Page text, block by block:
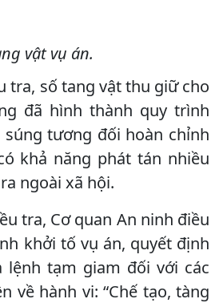
vật vụ án.
tra, số tang vật thu giữ cho
đã hình thành quy trình
súng tương đối hoàn chỉnh
khả năng phát tán nhiều
ngoài xã hội.
tra, Cơ quan An ninh điều
khởi tố vụ án, quyết định
lệnh tạm giam đối với các
về hành vi: “Chế tạo, tàng